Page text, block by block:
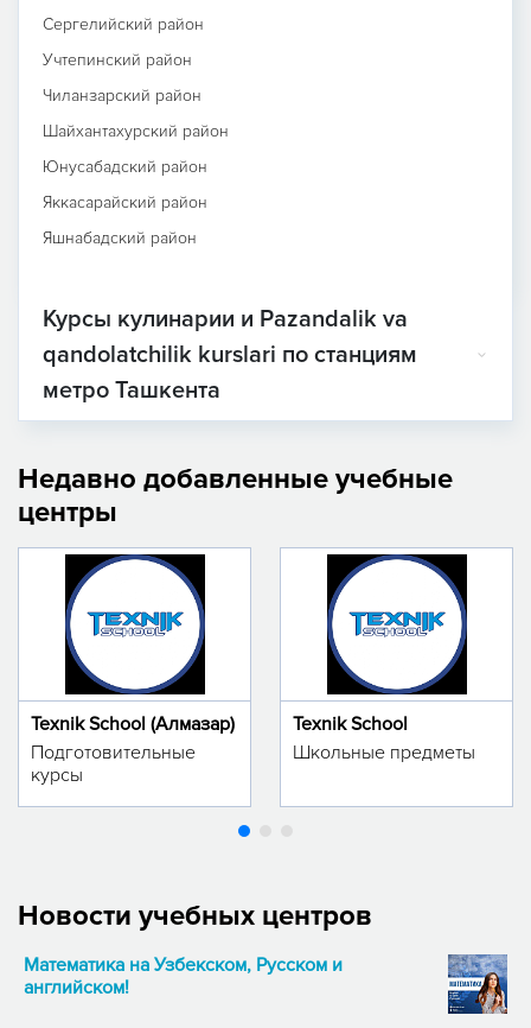
Сергелийский район
Учтепинский район
Чиланзарский район
Шайхантахурский район
Юнусабадский район
Яккасарайский район
Яшнабадский район
Курсы кулинарии и Pazandalik va
qandolatchilik kurslari по станциям
метро Ташкента
Недавно добавленные учебные
центры
Texnik School (Алмазар)
Подготовительные
курсы
Texnik School
Школьные предметы
Новости учебных центров
Математика на Узбекском, Русском и
английском!